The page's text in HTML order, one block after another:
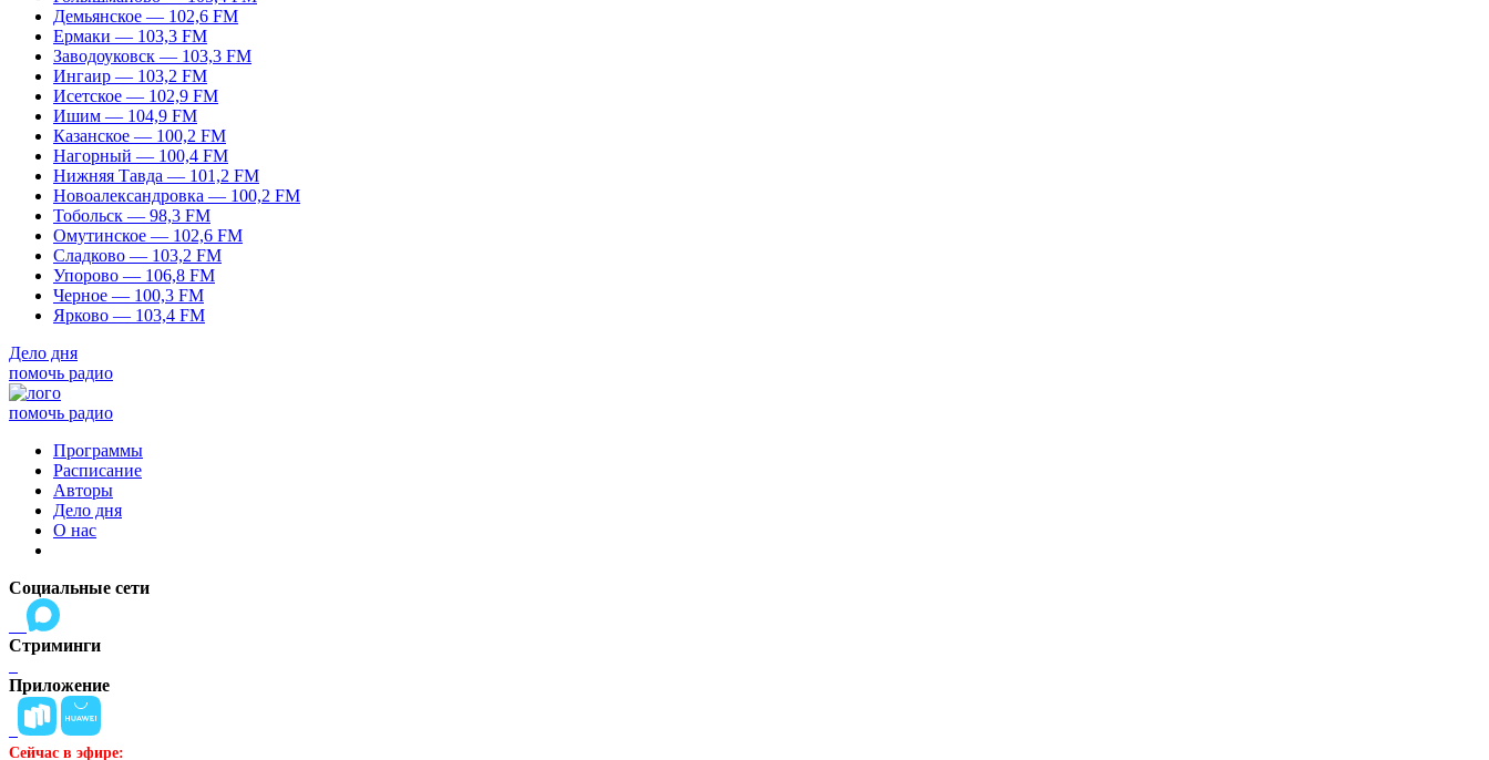
Демьянское — 102,6 FM
Ермаки — 103,3 FM
Заводоуковск — 103,3 FM
Ингаир — 103,2 FM
Исетское — 102,9 FM
Ишим — 104,9 FM
Казанское — 100,2 FM
Нагорный — 100,4 FM
Нижняя Тавда — 101,2 FM
Новоалександровка — 100,2 FM
Тобольск — 98,3 FM
Омутинское — 102,6 FM
Сладково — 103,2 FM
Упорово — 106,8 FM
Черное — 100,3 FM
Ярково — 103,4 FM
Дело дня
помочь радио
помочь радио
Программы
Расписание
Авторы
Дело дня
О нас
Социальные сети
Стриминги
Приложение
Сейчас в эфире: